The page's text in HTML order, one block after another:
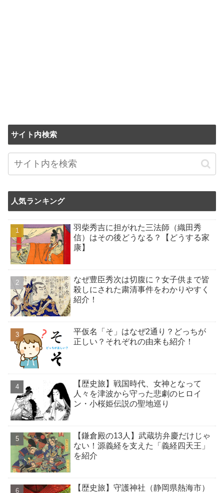
サイト内検索
人気ランキング
羽柴秀吉に担がれた三法師（織田秀
信）はその後どうなる？【どうする家
康】
なぜ豊臣秀次は切腹に？女子供まで皆
殺しにされた粛清事件をわかりやすく
紹介！
平仮名「そ」はなぜ2通り？どっちが
正しい？それぞれの由来も紹介！
【歴史旅】戦国時代、女神となって
人々を津波から守った悲劇のヒロイ
ン・小桜姫伝説の聖地巡り
【鎌倉殿の13人】武蔵坊弁慶だけじゃ
ない！源義経を支えた「義経四天王」
を紹介
【歴史旅】守護神社（静岡県熱海市）